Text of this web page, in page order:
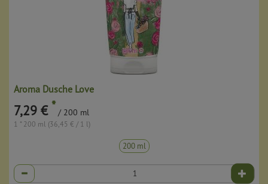
Aroma Dusche Love
7,29 € * / 200 ml
1 * 200 ml (36,45 € / 1 l)
200 ml
Anzahl